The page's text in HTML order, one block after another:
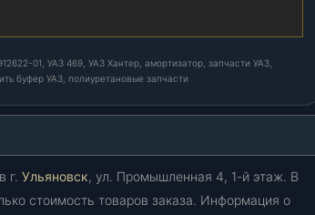
01, УАЗ 469, УАЗ Хантер, амортизатор, запчасти УАЗ,
буфер УАЗ, полиуретановые запчасти
г. Ульяновск, ул. Промышленная 4, 1-й этаж. В
стоимость товаров заказа. Информация о